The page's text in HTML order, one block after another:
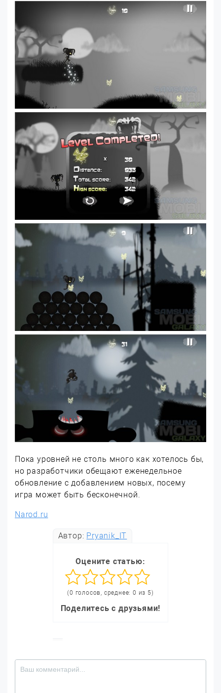
Пока уровней не столь много как хотелось бы,
но разработчики обещают еженедельное
обновление с добавлением новых, посему
игра может быть бесконечной.
Narod.ru
Автор: Pryanik_IT
Оцените статью:
(0 голосов, среднее: 0 из 5)
Поделитесь с друзьями!